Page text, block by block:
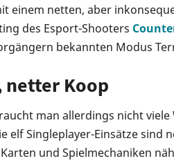
einem netten, aber
des Esport-Shooters
bekannten Modus
netter Koop
man allerdings nicht
elf Singleplayer-Einsätze sind
und Spielmechaniken